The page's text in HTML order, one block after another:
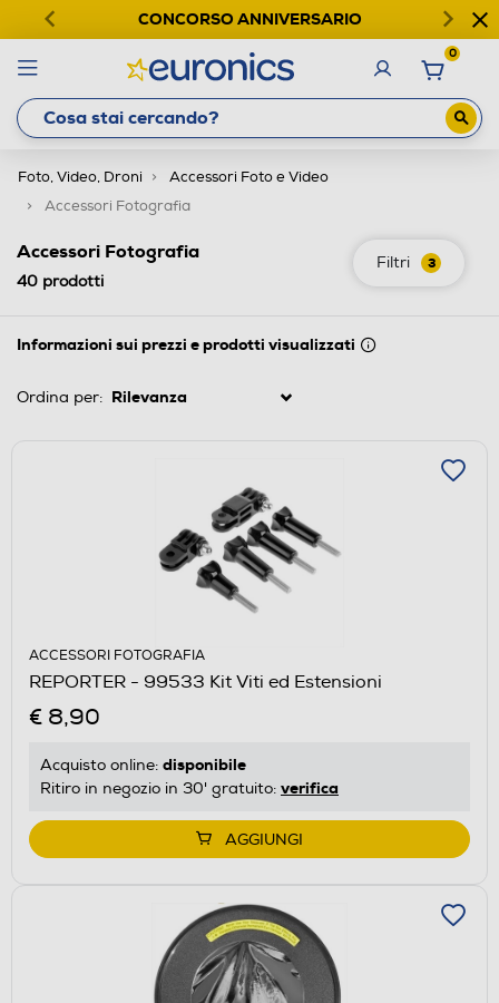
CONCORSO ANNIVERSARIO
0
Foto, Video, Droni
Accessori Foto e Video
Accessori Fotografia
Filtri 3
Accessori Fotografia
40 prodotti
Informazioni sui prezzi e prodotti visualizzati
Ordina per:
ACCESSORI FOTOGRAFIA
REPORTER - 99533 Kit Viti ed Estensioni
€ 8,90
Acquisto online: disponibile
Ritiro in negozio in 30' gratuito: verifica
AGGIUNGI